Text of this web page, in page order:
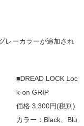
レーカラーが追加され
■DREAD LOCK Loc
k-on GRIP
価格 3,300円(税別)
カラー：Black、Blu